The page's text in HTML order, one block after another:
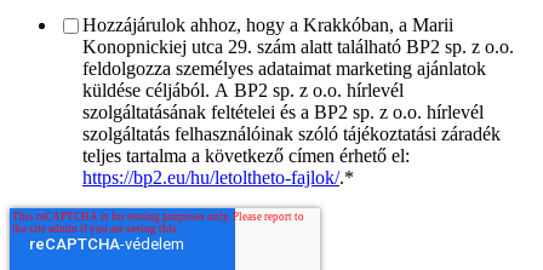
Hozzájárulok ahhoz, hogy a Krakkóban, a Marii
Konopnickiej utca 29. szám alatt található BP2 sp. z o.o.
feldolgozza személyes adataimat marketing ajánlatok
küldése céljából. A BP2 sp. z o.o. hírlevél
szolgáltatásának feltételei és a BP2 sp. z o.o. hírlevél
szolgáltatás felhasználóinak szóló tájékoztatási záradék
teljes tartalma a következő címen érhető el:
https://bp2.eu/hu/letoltheto-fajlok/.*